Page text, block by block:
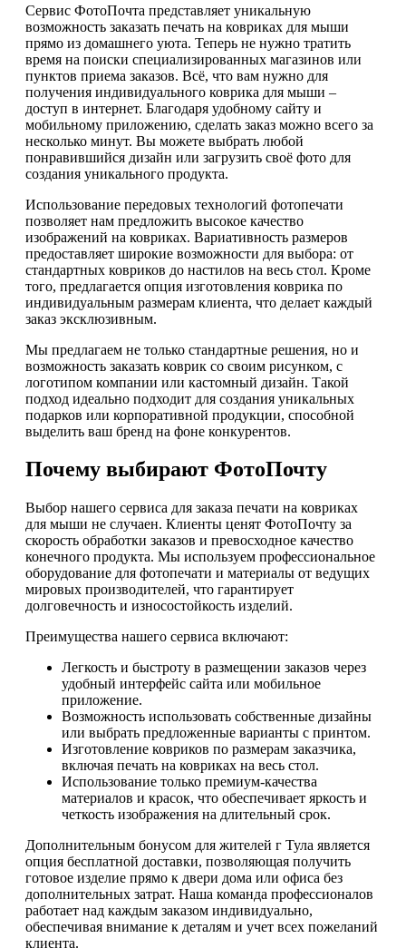
Сервис ФотоПочта представляет уникальную
возможность заказать печать на ковриках для мыши
прямо из домашнего уюта. Теперь не нужно тратить
время на поиски специализированных магазинов или
пунктов приема заказов. Всё, что вам нужно для
получения индивидуального коврика для мыши –
доступ в интернет. Благодаря удобному сайту и
мобильному приложению, сделать заказ можно всего за
несколько минут. Вы можете выбрать любой
понравившийся дизайн или загрузить своё фото для
создания уникального продукта.
Использование передовых технологий фотопечати
позволяет нам предложить высокое качество
изображений на ковриках. Вариативность размеров
предоставляет широкие возможности для выбора: от
стандартных ковриков до настилов на весь стол. Кроме
того, предлагается опция изготовления коврика по
индивидуальным размерам клиента, что делает каждый
заказ эксклюзивным.
Мы предлагаем не только стандартные решения, но и
возможность заказать коврик со своим рисунком, с
логотипом компании или кастомный дизайн. Такой
подход идеально подходит для создания уникальных
подарков или корпоративной продукции, способной
выделить ваш бренд на фоне конкурентов.
Почему выбирают ФотоПочту
Выбор нашего сервиса для заказа печати на ковриках
для мыши не случаен. Клиенты ценят ФотоПочту за
скорость обработки заказов и превосходное качество
конечного продукта. Мы используем профессиональное
оборудование для фотопечати и материалы от ведущих
мировых производителей, что гарантирует
долговечность и износостойкость изделий.
Преимущества нашего сервиса включают:
Легкость и быстроту в размещении заказов через
удобный интерфейс сайта или мобильное
приложение.
Возможность использовать собственные дизайны
или выбрать предложенные варианты с принтом.
Изготовление ковриков по размерам заказчика,
включая печать на ковриках на весь стол.
Использование только премиум-качества
материалов и красок, что обеспечивает яркость и
четкость изображения на длительный срок.
Дополнительным бонусом для жителей г Тула является
опция бесплатной доставки, позволяющая получить
готовое изделие прямо к двери дома или офиса без
дополнительных затрат. Наша команда профессионалов
работает над каждым заказом индивидуально,
обеспечивая внимание к деталям и учет всех пожеланий
клиента.